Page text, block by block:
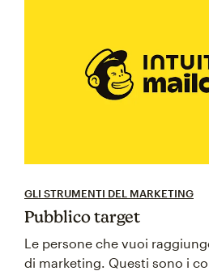
GLI STRUMENTI DEL MARKETING
Pubblico target
Le persone che vuoi
di marketing. Questi sono i